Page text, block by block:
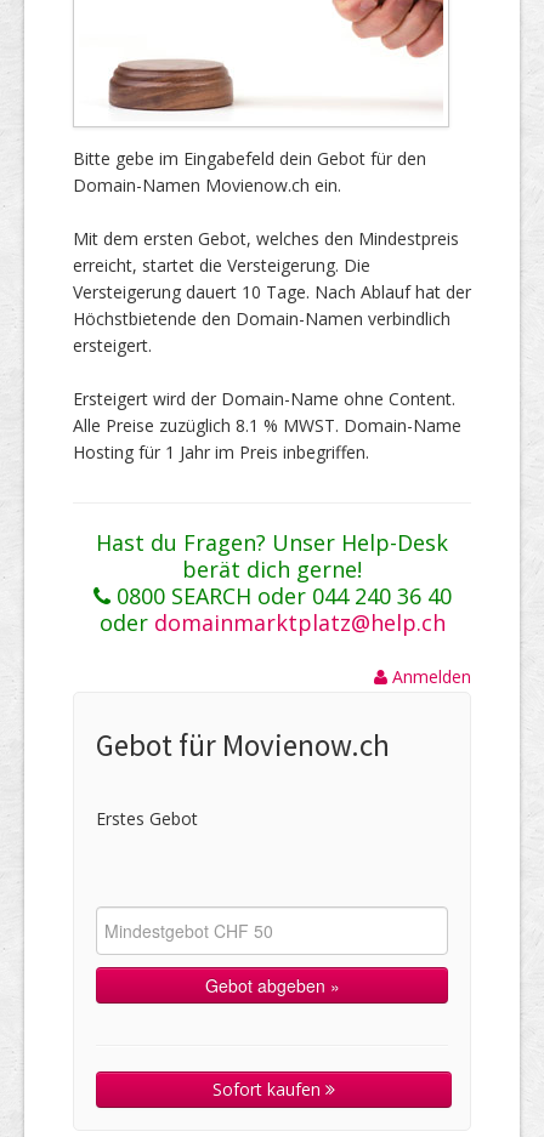
Bitte gebe im Eingabefeld dein Gebot für den
Domain-Namen Movienow.ch ein.
Mit dem ersten Gebot, welches den Mindestpreis
erreicht, startet die Versteigerung. Die
Versteigerung dauert 10 Tage. Nach Ablauf hat der
Höchstbietende den Domain-Namen verbindlich
ersteigert.
Ersteigert wird der Domain-Name ohne Content.
Alle Preise zuzüglich 8.1 % MWST. Domain-Name
Hosting für 1 Jahr im Preis inbegriffen.
Hast du Fragen? Unser Help-Desk
berät dich gerne!
0800 SEARCH oder 044 240 36 40
oder domainmarktplatz@help.ch
Anmelden
Gebot für Movienow.ch
Erstes Gebot
Sofort kaufen